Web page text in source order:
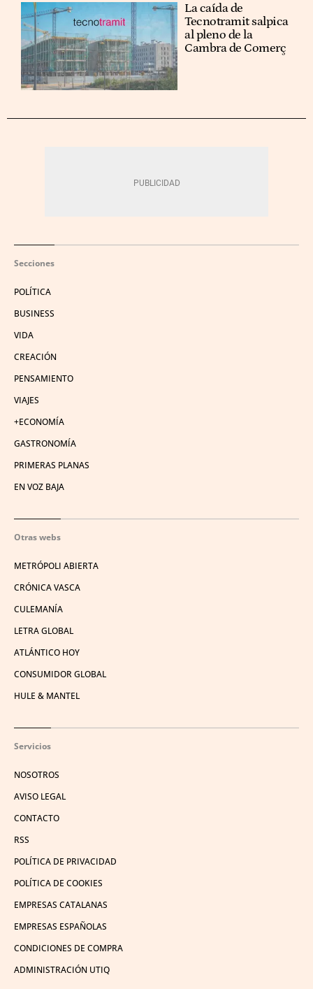
La caída de
Tecnotramit salpica
al pleno de la
Cambra de Comerç
Secciones
POLÍTICA
BUSINESS
VIDA
CREACIÓN
PENSAMIENTO
VIAJES
+ECONOMÍA
GASTRONOMÍA
PRIMERAS PLANAS
EN VOZ BAJA
Otras webs
METRÓPOLI ABIERTA
CRÓNICA VASCA
CULEMANÍA
LETRA GLOBAL
ATLÁNTICO HOY
CONSUMIDOR GLOBAL
HULE & MANTEL
Servicios
NOSOTROS
AVISO LEGAL
CONTACTO
RSS
POLÍTICA DE PRIVACIDAD
POLÍTICA DE COOKIES
EMPRESAS CATALANAS
EMPRESAS ESPAÑOLAS
CONDICIONES DE COMPRA
ADMINISTRACIÓN UTIQ